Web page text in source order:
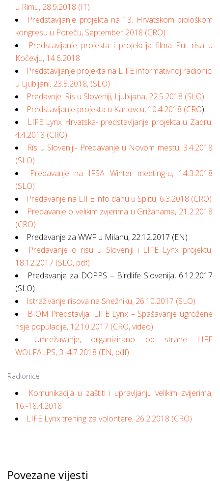
u Rimu, 28.9.2018 (IT)
Predstavljanje projekta na 13. Hrvatskom biološkom
kongresu u Poreču, September 2018 (CRO)
Predstavljanje projekta i projekcija filma Put risa u
Kočevju, 14.6.2018
Predstavljanje projekta na LIFE informativnoj radionici
u Ljubljani, 23.5.2018, (SLO)
Predavnje: Ris u Sloveniji, Ljubljana, 22.5.2018 (SLO)
Predstavljanje projekta u Karlovcu, 10.4.2018 (CRO)
LIFE Lynx Hrvatska- predstavljanje projekta u Zadru,
4.4.2018 (CRO)
Ris u Sloveniji- Predavanje u Novom mestu, 3.4.2018
(SLO)
Predavanje na IFSA Winter meeting-u, 14.3.2018
(SLO)
Predavanje na LIFE info danu u Splitu, 6.3.2018 (CRO)
Predavanje o velikim zvjerima u Grižanama, 21.2.2018
(CRO)
Predavanje za WWF u Milanu, 22.12.2017 (EN)
Predavanje o risu u Sloveniji i LIFE Lynx projektu,
18.12.2017 (SLO, pdf)
Predavanje za DOPPS – Birdlife Slovenija, 6.12.2017
(SLO)
Istraživanje risova na Snežniku, 26.10.2017 (SLO)
BIOM Predstavlja: LIFE Lynx – Spašavanje ugrožene
risje populacije, 12.10.2017 (CRO, video)
Umrežavanje, organizirano od strane LIFE
WOLFALPS, 3.-4.7.2018 (EN, pdf)
Radionice
Komunikacija u zaštiti i upravljanju velikim zvijerima,
16.-18.4.2018
LIFE Lynx trening za volontere, 26.2.2018 (CRO)
Povezane vijesti